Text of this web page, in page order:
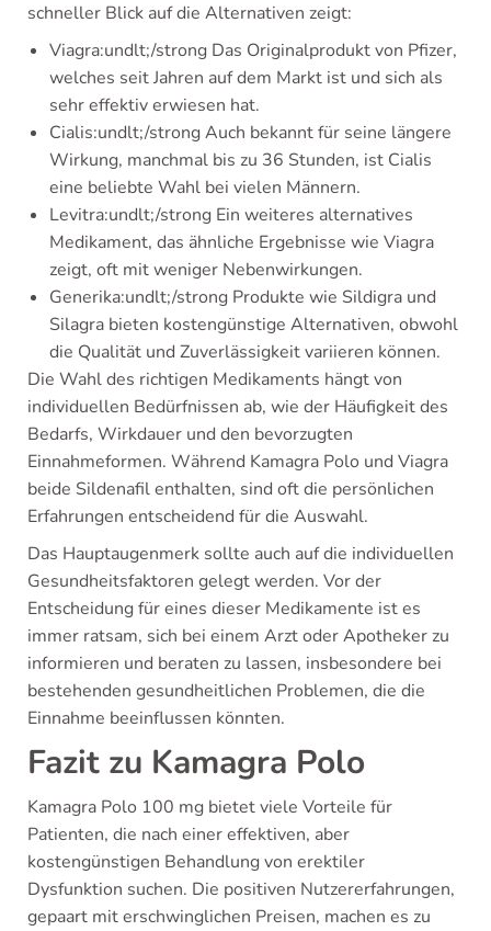
schneller Blick auf die Alternativen zeigt:
Viagra:undlt;/strong Das Originalprodukt von Pfizer,
welches seit Jahren auf dem Markt ist und sich als
sehr effektiv erwiesen hat.
Cialis:undlt;/strong Auch bekannt für seine längere
Wirkung, manchmal bis zu 36 Stunden, ist Cialis
eine beliebte Wahl bei vielen Männern.
Levitra:undlt;/strong Ein weiteres alternatives
Medikament, das ähnliche Ergebnisse wie Viagra
zeigt, oft mit weniger Nebenwirkungen.
Generika:undlt;/strong Produkte wie Sildigra und
Silagra bieten kostengünstige Alternativen, obwohl
die Qualität und Zuverlässigkeit variieren können.
Die Wahl des richtigen Medikaments hängt von
individuellen Bedürfnissen ab, wie der Häufigkeit des
Bedarfs, Wirkdauer und den bevorzugten
Einnahmeformen. Während Kamagra Polo und Viagra
beide Sildenafil enthalten, sind oft die persönlichen
Erfahrungen entscheidend für die Auswahl.
Das Hauptaugenmerk sollte auch auf die individuellen
Gesundheitsfaktoren gelegt werden. Vor der
Entscheidung für eines dieser Medikamente ist es
immer ratsam, sich bei einem Arzt oder Apotheker zu
informieren und beraten zu lassen, insbesondere bei
bestehenden gesundheitlichen Problemen, die die
Einnahme beeinflussen könnten.
Fazit zu Kamagra Polo
Kamagra Polo 100 mg bietet viele Vorteile für
Patienten, die nach einer effektiven, aber
kostengünstigen Behandlung von erektiler
Dysfunktion suchen. Die positiven Nutzererfahrungen,
gepaart mit erschwinglichen Preisen, machen es zu